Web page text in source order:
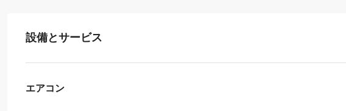
設備とサービス
エアコン